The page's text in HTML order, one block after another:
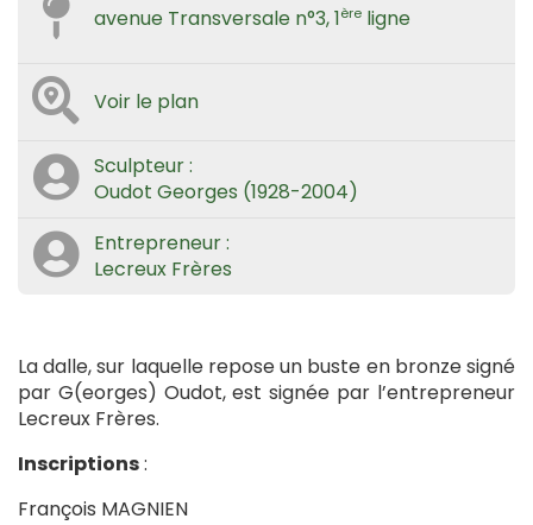
avenue Transversale n°3, 1ère ligne
Voir le plan
Sculpteur :
Oudot Georges (1928-2004)
Entrepreneur :
Lecreux Frères
La dalle, sur laquelle repose un buste en bronze signé
par G(eorges) Oudot, est signée par l’entrepreneur
Lecreux Frères.
Inscriptions:
François MAGNIEN